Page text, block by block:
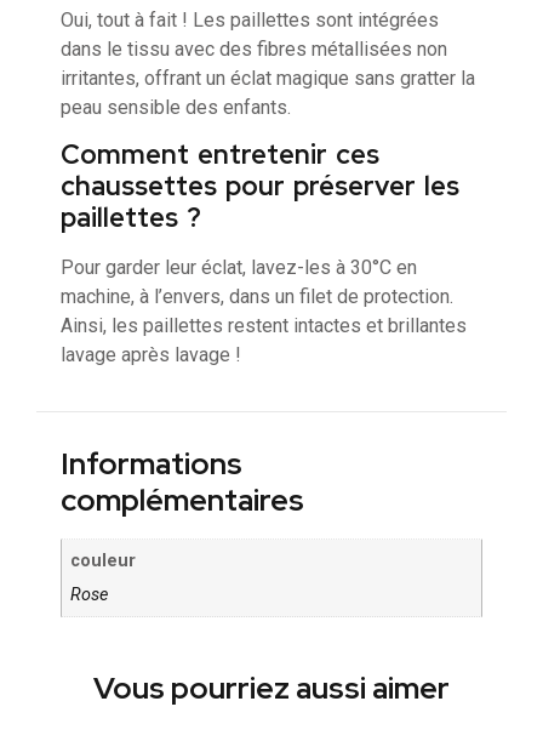
Oui, tout à fait ! Les paillettes sont intégrées
dans le tissu avec des fibres métallisées non
irritantes, offrant un éclat magique sans gratter la
peau sensible des enfants.
Comment entretenir ces
chaussettes pour préserver les
paillettes ?
Pour garder leur éclat, lavez-les à 30°C en
machine, à l’envers, dans un filet de protection.
Ainsi, les paillettes restent intactes et brillantes
lavage après lavage !
Informations
complémentaires
couleur
Rose
Vous pourriez aussi aimer